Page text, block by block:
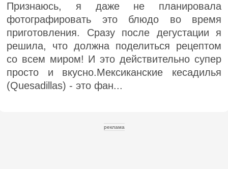
Признаюсь, я даже не планировала
фотографировать это блюдо во время
приготовления. Сразу после дегустации я
решила, что должна поделиться рецептом
со всем миром! И это действительно супер
просто и вкусно.Мексиканские кесадилья
(Quesadillas) - это фан...
реклама